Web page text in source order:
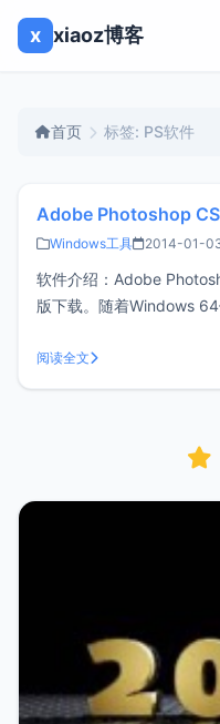
x xiaoz博客
首页 标签: PS软件
Adobe Photoshop
Windows工具 2014-01-
软件介绍：Adobe
版下载。随着Windows
官方发布了Photoshop
速度，提供工作效率。
阅读全文